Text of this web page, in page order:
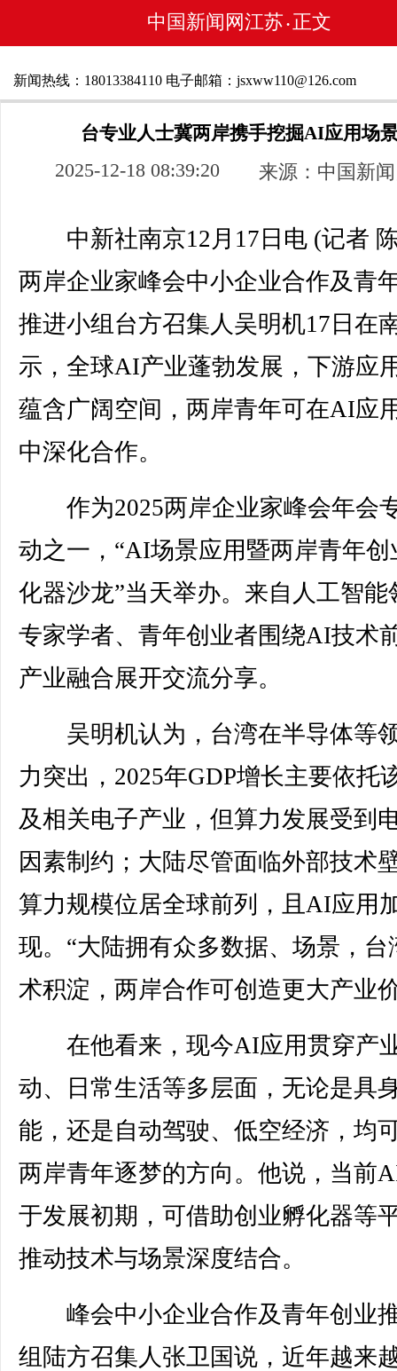
中国新闻网江苏 • 正文
新闻热线：18013384110 电子邮箱：jsxww110@126.com
台专业人士冀两岸携手挖掘AI应用场
2025-12-18 08:39:20 来源：中国新
中新社南京12月17日电 (记者
两岸企业家峰会中小企业合作及青
推进小组台方召集人吴明机17日在
示，全球AI产业蓬勃发展，下游应
蕴含广阔空间，两岸青年可在AI应
中深化合作。
作为2025两岸企业家峰会年会
动之一，“AI场景应用暨两岸青年创
化器沙龙”当天举办。来自人工智能
专家学者、青年创业者围绕AI技术
产业融合展开交流分享。
吴明机认为，台湾在半导体等
力突出，2025年GDP增长主要依托
及相关电子产业，但算力发展受到
因素制约；大陆尽管面临外部技术
算力规模位居全球前列，且AI应用
现。“大陆拥有众多数据、场景，台
术积淀，两岸合作可创造更大产业
在他看来，现今AI应用贯穿产
动、日常生活等多层面，无论是具
能，还是自动驾驶、低空经济，均
两岸青年逐梦的方向。他说，当前
于发展初期，可借助创业孵化器等
推动技术与场景深度结合。
峰会中小企业合作及青年创业
组陆方召集人张卫国说，近年越来